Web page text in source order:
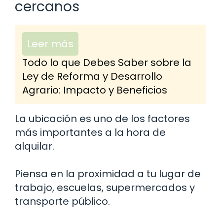
cercanos
Leer más
Todo lo que Debes Saber sobre la
Ley de Reforma y Desarrollo
Agrario: Impacto y Beneficios
La ubicación es uno de los factores
más importantes a la hora de
alquilar.
Piensa en la proximidad a tu lugar de
trabajo, escuelas, supermercados y
transporte público.